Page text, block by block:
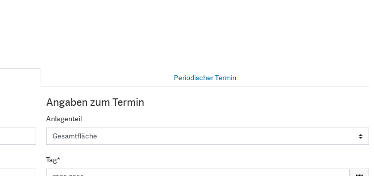
Periodischer Termin
Angaben zum Termin
Anlagenteil
Tag*